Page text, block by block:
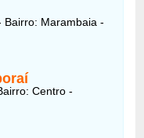
Bairro: Marambaia -
Centro -